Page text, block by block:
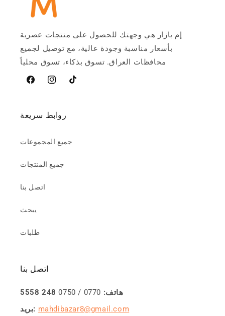
إم بازار هي وجهتك للحصول على منتجات عصرية
بأسعار مناسبة وجودة عالية، مع توصيل لجميع
محافظات العراق. تسوق بذكاء، تسوق محلياً
فيسبوكInstagram
تيخوك
روابط سريعة
جميع المجموعات
جميع المنتجات
اتصل بنا
يبحث
طلبات
اتصل بنا
هاتف:
248 5558
بريد: mahdibazar8@gmail.com